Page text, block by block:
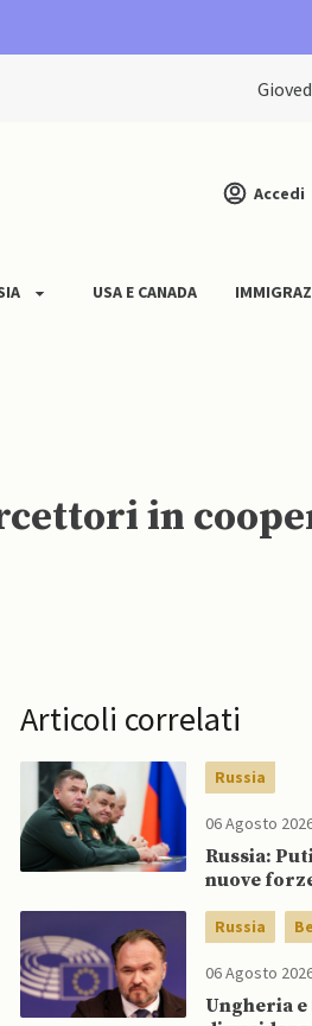
Accedi
USA E CANADA
in
Articoli correlati
Russia
06 Agosto
Russia:
nuove
Russia
06 Agosto
Ungheria e